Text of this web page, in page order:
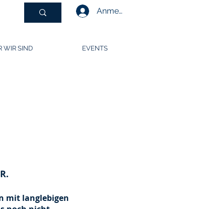
Anmelden
WIR SIND EVENTS
mit langlebigen